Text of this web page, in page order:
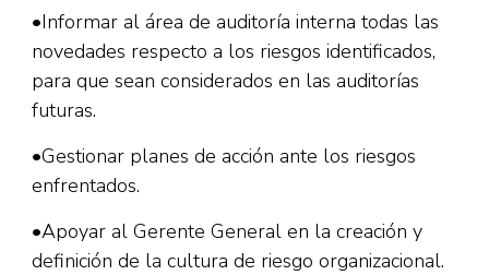
•Informar al área de auditoría interna todas las
novedades respecto a los riesgos identificados,
para que sean considerados en las auditorías
futuras.
•Gestionar planes de acción ante los riesgos
enfrentados.
•Apoyar al Gerente General en la creación y
definición de la cultura de riesgo organizacional.